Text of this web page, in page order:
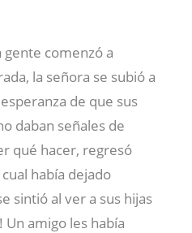
gente comenzó a
la señora se subió a
de que sus
daban señales de
qué hacer, regresó
había dejado
sintió al ver a sus hijas
Un amigo les había